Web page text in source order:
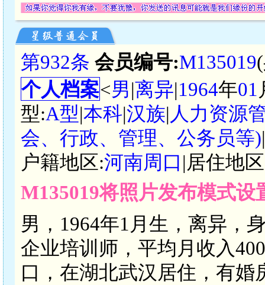
第932条 会员编号:M135019
个人档案<男|离异|1964年01
型:A型|本科|汉族| 人力资源
会、行政、管理、公务员等)
户籍地区:河南周口|居住地
M135019将照片发布模式
男，1964年1月生，离异，
企业培训师，平均月收入
口，在湖北武汉居住，有